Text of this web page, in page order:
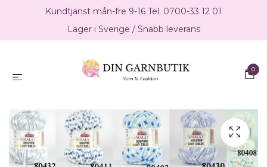
Kundtjänst mån-fre 9-16 Tel. 0700-33 12 01
Lager i Sverige / Snabb leverans
0